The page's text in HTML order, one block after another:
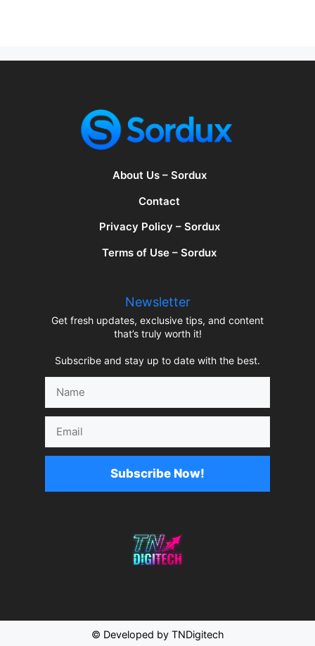
About Us – Sordux
Contact
Privacy Policy – Sordux
Terms of Use – Sordux
Newsletter
Get fresh updates, exclusive tips, and content
that’s truly worth it!
Subscribe and stay up to date with the best.
Subscribe Now!